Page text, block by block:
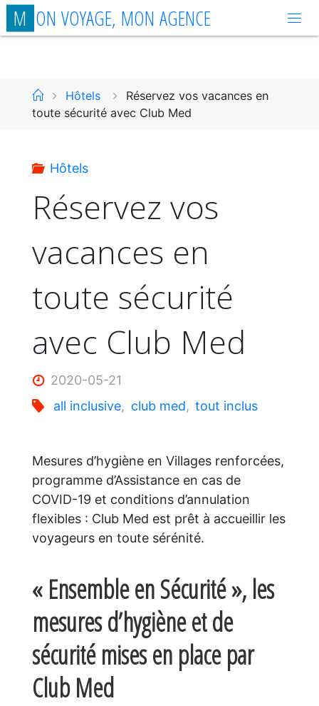
Aller
auM ON VOYAGE, MON AGENCE
AccueilHôtels
Réservez vos vacances en
toute sécurité avec Club Med
Hôtels
Réservez vos
vacances en
toute sécurité
avec Club Med
2020-05-21
all inclusive, club med, tout inclus
Mesures d’hygiène en Villages renforcées,
programme d’Assistance en cas de
COVID-19 et conditions d’annulation
flexibles : Club Med est prêt à accueillir les
voyageurs en toute sérénité.
« Ensemble en Sécurité », les
mesures d’hygiène et de
sécurité mises en place par
Club Med